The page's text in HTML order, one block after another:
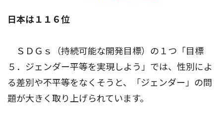
日本は１１６位
ＳＤＧｓ（持続可能な開発目標）の１つ「目標
５．ジェンダー平等を実現しよう」では、性別によ
る差別や不平等をなくそうと、「ジェンダー」の問
題が大きく取り上げられています。